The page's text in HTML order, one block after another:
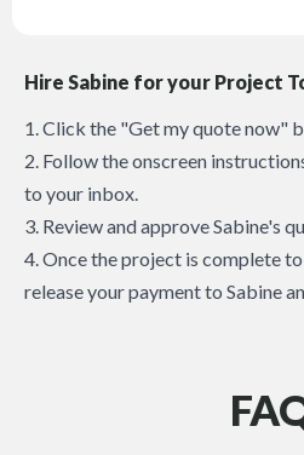
Hire Sabine for your Project
1. Click the "Get my quote now"
2. Follow the onscreen
to your inbox.
3. Review and approve Sabine's
4. Once the project is complete
release your payment to Sabine